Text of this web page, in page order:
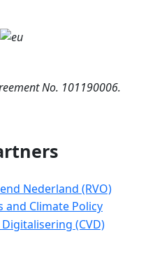
No. 101190006.